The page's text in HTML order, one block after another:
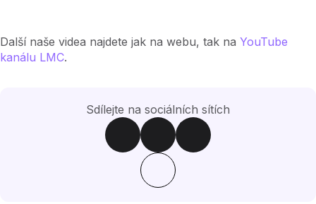
Další naše videa najdete jak na webu, tak na YouTube
kanálu LMC.
Sdílejte na sociálních sítích